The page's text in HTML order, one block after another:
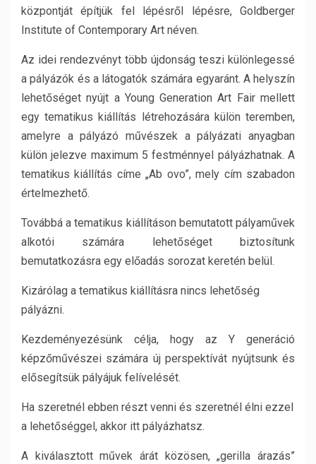
központját építjük fel lépésről lépésre, Goldberger
Institute of Contemporary Art néven.
Az idei rendezvényt több újdonság teszi különlegessé
a pályázók és a látogatók számára egyaránt. A helyszín
lehetőséget nyújt a Young Generation Art Fair mellett
egy tematikus kiállítás létrehozására külön teremben,
amelyre a pályázó művészek a pályázati anyagban
külön jelezve maximum 5 festménnyel pályázhatnak. A
tematikus kiállítás címe „Ab ovo”, mely cím szabadon
értelmezhető.
Továbbá a tematikus kiállításon bemutatott pályaművek
alkotói számára lehetőséget biztosítunk
bemutatkozásra egy előadás sorozat keretén belül.
Kizárólag a tematikus kiállításra nincs lehetőség
pályázni.
Kezdeményezésünk célja, hogy az Y generáció
képzőművészei számára új perspektívát nyújtsunk és
elősegítsük pályájuk felívelését.
Ha szeretnél ebben részt venni és szeretnél élni ezzel
a lehetőséggel, akkor itt pályázhatsz.
A kiválasztott művek árát közösen, „gerilla árazás”